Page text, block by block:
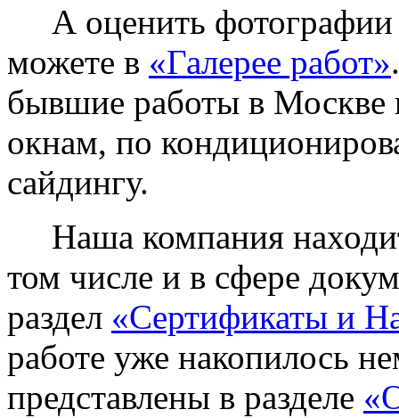
А оценить фотографии
можете в «Галерее работ»
бывшие работы в Москве
окнам, по
сайдингу.
Наша компания
том числе и в сфере
раздел «Сертификаты и
работе уже накопилось
представлены в разделе